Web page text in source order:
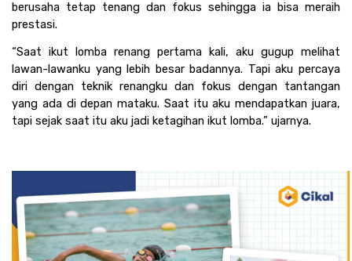
berusaha tetap tenang dan fokus sehingga ia bisa meraih
prestasi.
“Saat ikut lomba renang pertama kali, aku gugup melihat
lawan-lawanku yang lebih besar badannya. Tapi aku percaya
diri dengan teknik renangku dan fokus dengan tantangan
yang ada di depan mataku. Saat itu aku mendapatkan juara,
tapi sejak saat itu aku jadi ketagihan ikut lomba.” ujarnya.